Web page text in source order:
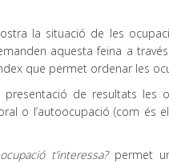
la situació de les
aquesta feina a
que permet ordenar les
presentació de resultats
o l’autoocupació (com és
t’interessa?permet